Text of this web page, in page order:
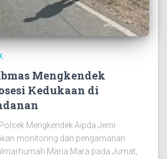
Mengkendek
Kedukaan di
Mengkendek Aipda Jemi
monitoring dan pengamanan
Maria Mara pada Jumat,